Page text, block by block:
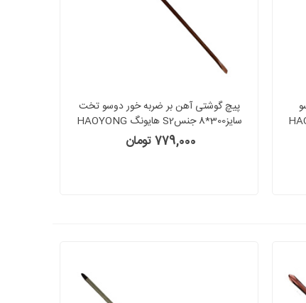
پیچ گوشتی آهن بر ضربه خور دوسو تخت
سایز300*8 جنسS2 هایونگ HAOYONG
779,000 تومان